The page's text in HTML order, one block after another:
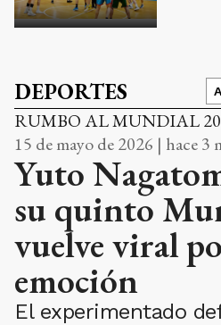
DEPORTES
RUMBO AL MUNDIAL
15 de mayo de 2026 | hace 3
Yuto
su quinto
vuelve viral
emoción
El experimentado